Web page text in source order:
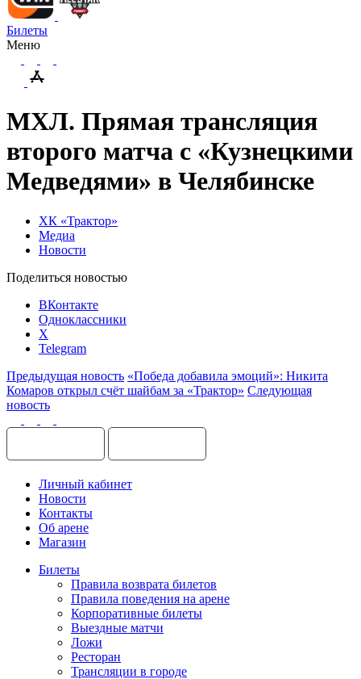
Билеты
Меню
МХЛ. Прямая трансляция
второго матча с «Кузнецкими
Медведями» в Челябинске
ХК «Трактор»
Медиа
Новости
Поделиться новостью
ВКонтакте
Одноклассники
X
Telegram
Предыдущая новость «Победа добавила эмоций»: Никита
Комаров открыл счёт шайбам за «Трактор» Следующая
новость
Личный кабинет
Новости
Контакты
Об арене
Магазин
Билеты
Правила возврата билетов
Правила поведения на арене
Корпоративные билеты
Выездные матчи
Ложи
Ресторан
Трансляции в городе